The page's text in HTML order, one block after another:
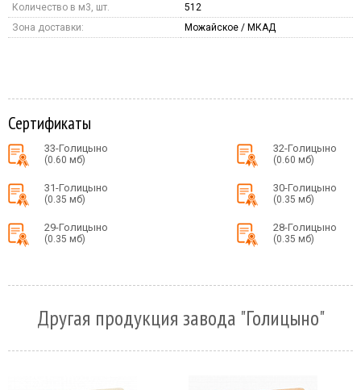
Количество в м3, шт.
512
Зона доставки:
Можайское / МКАД
Сертификаты
33-Голицыно
(0.60 мб)
32-Голицыно
(0.60 мб)
31-Голицыно
(0.35 мб)
30-Голицыно
(0.35 мб)
29-Голицыно
(0.35 мб)
28-Голицыно
(0.35 мб)
Другая продукция завода "Голицыно"